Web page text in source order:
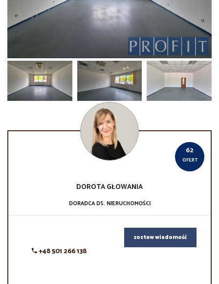
62
OFERT
DOROTAGŁOWANIA
DORADCA DS. NIERUCHOMOŚCI
+48 501 266 138
zostaw wiadomość